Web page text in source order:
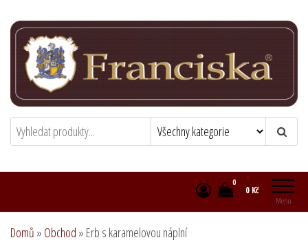
obsah
Franciska chocolatierZámecká čokoládovna
Menu
0
0 Kč
Domů » Obchod » Erb s karamelovou náplní